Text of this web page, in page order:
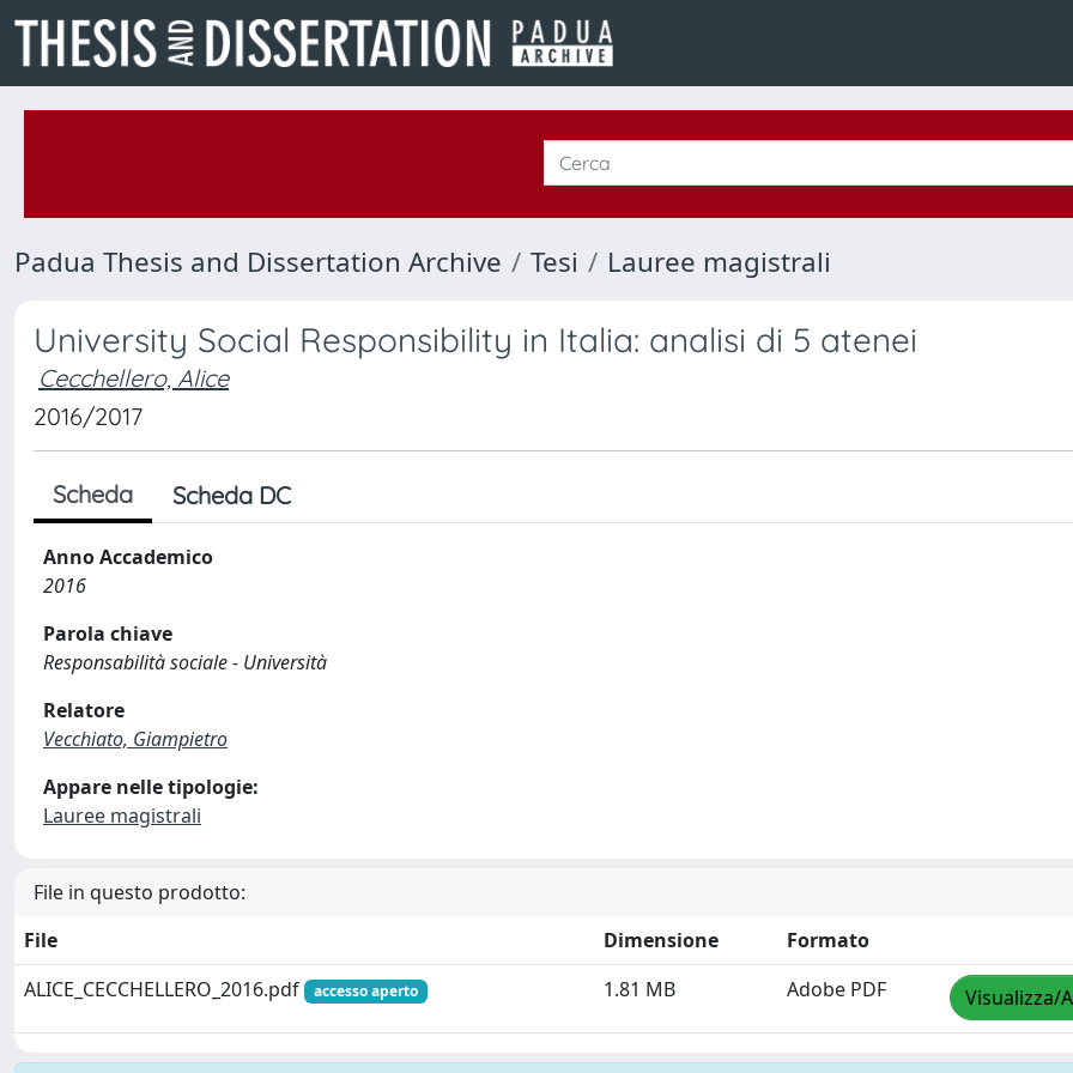
Padua Thesis and Dissertation Archive Tesi Lauree magistrali
University Social Responsibility in Italia: analisi di 5 atenei
Cecchellero, Alice
2016/2017
Scheda Scheda DC
Anno Accademico
2016
Parola chiave
Responsabilità sociale - Università
Relatore
Vecchiato, Giampietro
Appare nelle tipologie:
Lauree magistrali
File in questo prodotto:
File
Dimensione
Formato
ALICE_CECCHELLERO_2016.pdf
accesso aperto 1.81 MB Adobe PDF Visualizza/